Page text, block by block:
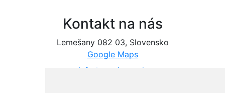
Kontakt na nás
Lemešany 082 03, Slovensko
Google Maps
info@cnc-impa.sk